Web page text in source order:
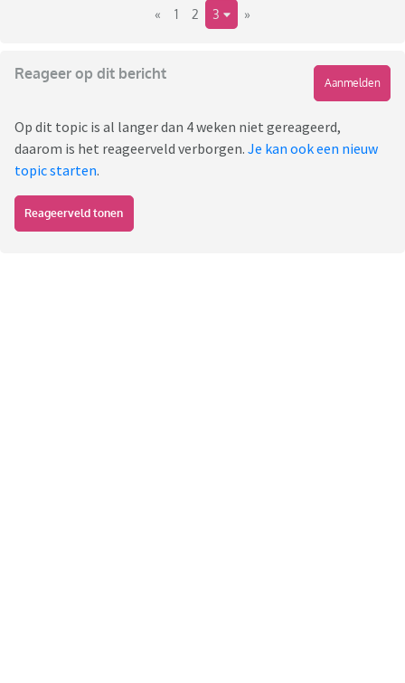
« 1 2 3 »
Reageer op dit bericht
Aanmelden
Op dit topic is al langer dan 4 weken niet gereageerd,
daarom is het reageerveld verborgen. Je kan ook een nieuw
topic starten.
Reageerveld tonen